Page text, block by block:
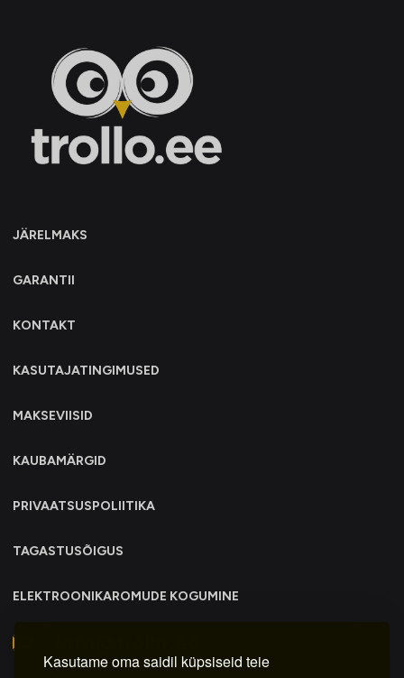
Kasutame oma saidil küpsiseid teie
JÄRELMAKS
GARANTII
KONTAKT
KASUTAJATINGIMUSED
MAKSEVIISID
KAUBAMÄRGID
PRIVAATSUSPOLIITIKA
TAGASTUSÕIGUS
ELEKTROONIKAROMUDE KOGUMINE